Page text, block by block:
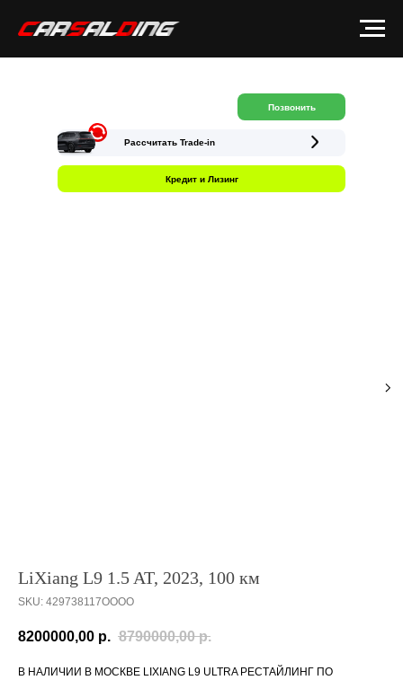
Рассчитать Trade-in
Кредит и Лизинг
Позвонить
LiXiang L9 1.5 AT, 2023, 100 км
SKU: 429738117OOOO
8200000,00 р. 8790000,00 р.
В НАЛИЧИИ В МОСКВЕ LIXIANG L9 ULTRA РЕСТАЙЛИНГ ПО